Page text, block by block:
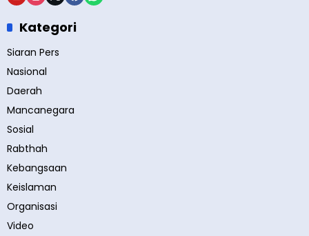
Kategori
Siaran Pers
Nasional
Daerah
Mancanegara
Sosial
Rabthah
Kebangsaan
Keislaman
Organisasi
Video